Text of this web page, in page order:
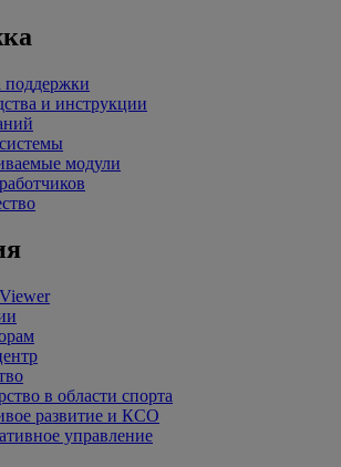
и инструкции
модули
в области спорта
развитие и КСО
управление